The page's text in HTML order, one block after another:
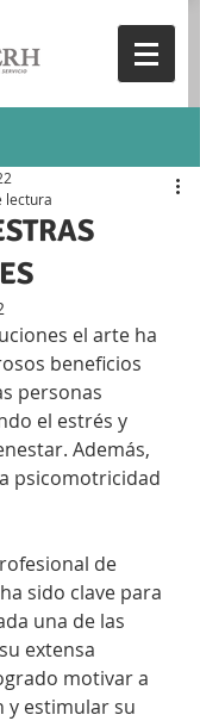
lectura
el arte ha
beneficios
personas
el estrés y
Además,
psicomotricidad
de
ha sido clave para
una de las
extensa
motivar a
y estimular su